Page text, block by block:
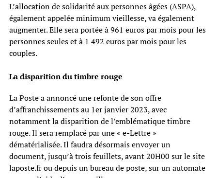
L’allocation de solidarité aux personnes âgées (ASPA),
également appelée minimum vieillesse, va également
augmenter. Elle sera portée à 961 euros par mois pour les
personnes seules et à 1 492 euros par mois pour les
couples.
La disparition du timbre rouge
La Poste a annoncé une refonte de son offre
d’affranchissements au 1er janvier 2023, avec
notamment la disparition de l’emblématique timbre
rouge. Il sera remplacé par une « e-Lettre »
dématérialisée. Il faudra désormais envoyer un
document, jusqu’à trois feuillets, avant 20H00 sur le site
laposte.fr ou depuis un bureau de poste, sur un automate